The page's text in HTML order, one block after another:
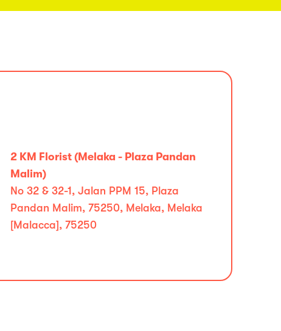
2 KM Florist (Melaka - Plaza Pandan
Malim)
No 32 & 32-1, Jalan PPM 15, Plaza
Pandan Malim, 75250, Melaka, Melaka
[Malacca], 75250